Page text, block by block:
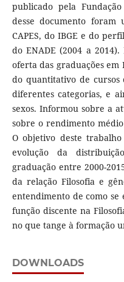
publicado pela
desse documento foram
CAPES, do IBGE e do
do ENADE (2004 a
oferta das graduações
do quantitativo de cursos
diferentes categorias, e
sexos. Informou sobre a
sobre o rendimento
O objetivo deste
evolução da
graduação entre 2000-
da relação Filosofia e
entendimento de como
função discente na
no que tange à formação
DOWNLOADS